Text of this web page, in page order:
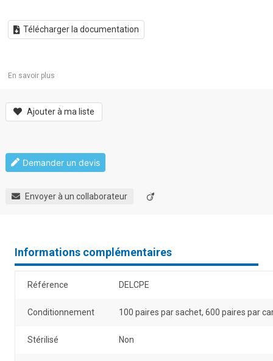
Télécharger la documentation
En savoir plus
Ajouter à ma liste
Demander un devis
Envoyer à un collaborateur
Informations complémentaires
Référence DELCPE
Conditionnement 100 paires par sachet, 600 paires par
Stérilisé Non